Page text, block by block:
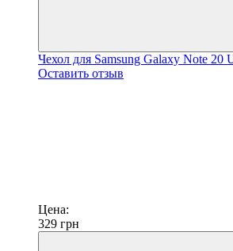
Чехол для Samsung Galaxy Note 20
Оставить отзыв
Цена:
329 грн